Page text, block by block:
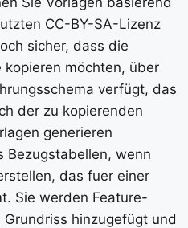
CC-BY-SA-Lizenz
sicher, dass die
kopieren möchten, über
verfügt, das
der zu kopierenden
generieren
Bezugstabellen, wenn
das fuer einer
Sie werden Feature-
hinzugefügt und